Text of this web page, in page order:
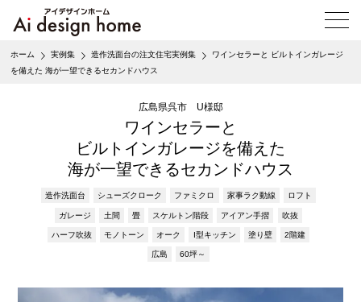
メ
ニ
ー
ホーム 実例集 造作洗面台の注文住宅実例集
ワインセラーと ビルトインガレージ
を備えた 海が一望できるセカンドハウス
広島県呉市 U様邸
ワインセラーと
ビルトインガレージを備えた
海が一望できるセカンドハウス
造作洗面台 シューズクローク ファミクロ 家事ラク動線 ロフト
ガレージ 土間 畳 スケルトン階段 アイアン手摺 吹抜
ハーフ吹抜 モノトーン オーク I型キッチン 塗り壁 2階建
広島 60坪～